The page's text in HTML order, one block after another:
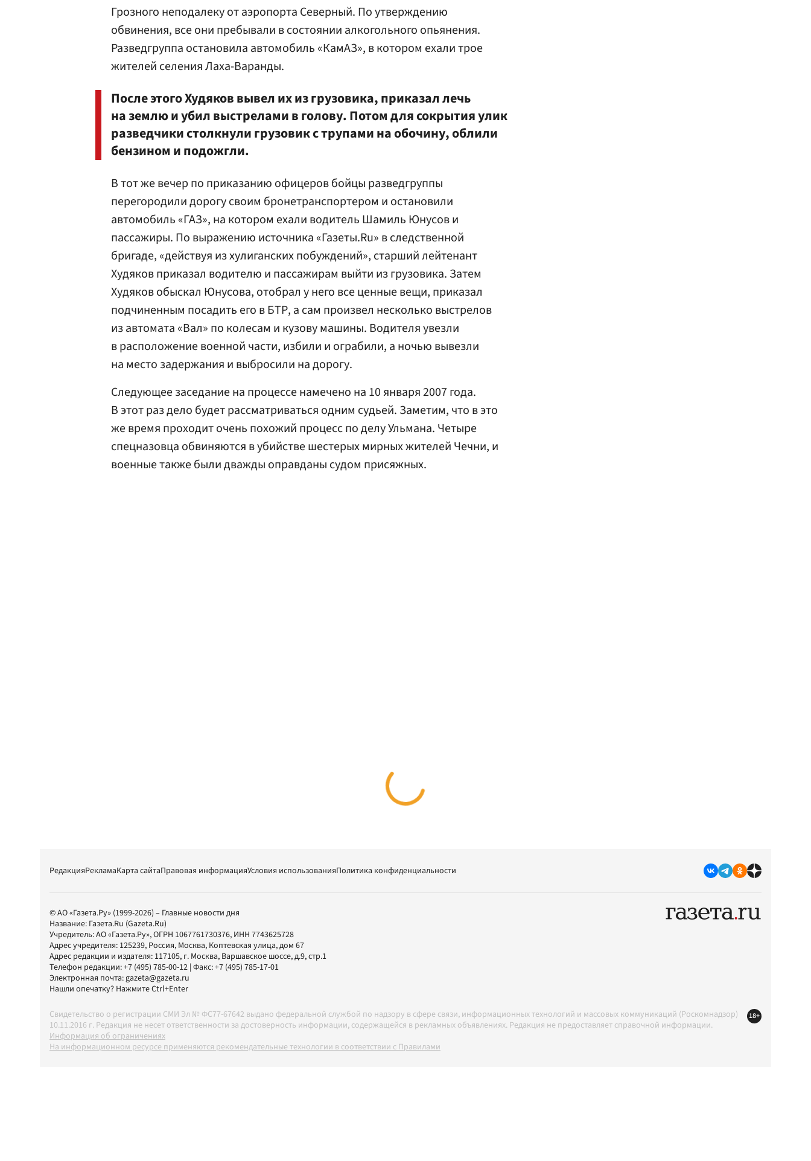
Грозного неподалеку от аэропорта Северный. По утверждению
обвинения, все они пребывали в состоянии алкогольного опьянения.
Разведгруппа остановила автомобиль «КамАЗ», в котором ехали трое
жителей селения Лаха-Варанды.
После этого Худяков вывел их из грузовика, приказал лечь
на землю и убил выстрелами в голову. Потом для сокрытия улик
разведчики столкнули грузовик с трупами на обочину, облили
бензином и подожгли.
В тот же вечер по приказанию офицеров бойцы разведгруппы
перегородили дорогу своим бронетранспортером и остановили
автомобиль «ГАЗ», на котором ехали водитель Шамиль Юнусов и
пассажиры. По выражению источника «Газеты.Ru» в следственной
бригаде, «действуя из хулиганских побуждений», старший лейтенант
Худяков приказал водителю и пассажирам выйти из грузовика. Затем
Худяков обыскал Юнусова, отобрал у него все ценные вещи, приказал
подчиненным посадить его в БТР, а сам произвел несколько выстрелов
из автомата «Вал» по колесам и кузову машины. Водителя увезли
в расположение военной части, избили и ограбили, а ночью вывезли
на место задержания и выбросили на дорогу.
Следующее заседание на процессе намечено на 10 января 2007 года.
В этот раз дело будет рассматриваться одним судьей. Заметим, что в это
же время проходит очень похожий процесс по делу Ульмана. Четыре
спецназовца обвиняются в убийстве шестерых мирных жителей Чечни, и
военные также были дважды оправданы судом присяжных.
РедакцияРекламаКарта сайтаПравовая информацияУсловия использованияПолитика конфиденциальности
© АО «Газета.Ру» (1999-2026) – Главные новости дня
Название: Газета.Ru (Gazeta.Ru)
Учредитель:АО «Газета.Ру», ОГРН 1067761730376, ИНН 7743625728
Адрес учредителя: 125239, Россия, Москва, Коптевская улица, дом 67
Адрес редакции и издателя: 117105, г. Москва, Варшавское шоссе, д.9, стр.1
Телефон редакции:+7 (495) 785-00-12 | Факс:+7 (495) 785-17-01
Электронная почта:gazeta@gazeta.ru
Нашли опечатку? Нажмите Ctrl+Enter
Свидетельство о регистрации СМИ Эл № ФС77-67642 выдано федеральной службой по надзору в сфере связи, информационных технологий и массовых коммуникаций (Роскомнадзор)
10.11.2016 г. Редакция не несет ответственности за достоверность информации, содержащейся в рекламных объявлениях. Редакция не предоставляет справочной информации.
Информация об ограничениях
На информационном ресурсе применяются рекомендательные технологии в соответствии с Правилами
18+